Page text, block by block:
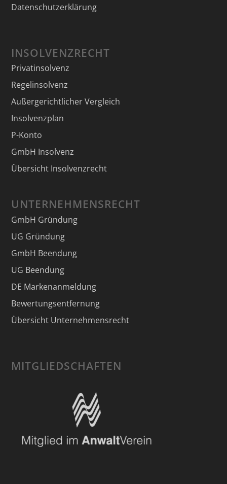
Datenschutzerklärung
INSOLVENZRECHT
Privatinsolvenz
Regelinsolvenz
Außergerichtlicher Vergleich
Insolvenzplan
P-Konto
GmbH Insolvenz
Übersicht Insolvenzrecht
UNTERNEHMENSRECHT
GmbH Gründung
UG Gründung
GmbH Beendung
UG Beendung
DE Markenanmeldung
Bewertungsentfernung
Übersicht Unternehmensrecht
MITGLIEDSCHAFTEN